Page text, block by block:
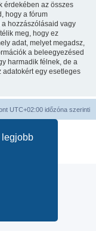
legjobb
érdekében az összes
hogy a fórum
hozzászólásaid vagy
meg, hogy ez
adat, melyet megadsz,
a beleegyezésed
harmadik félnek, de a
adatokért egy esetleges
UTC+02:00 időzóna szerinti